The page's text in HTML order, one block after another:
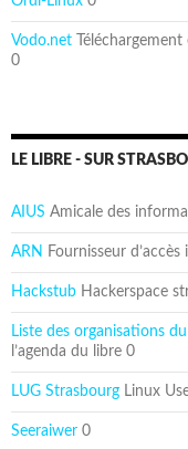
Vodo.net
0
LE LIBRE - SUR
AIUS Amicale des
ARN Fournisseur
Hackstub Hackerspace
Liste des organisations
l’agenda du libre 0
LUG Strasbourg Linux
Seeraiwer 0